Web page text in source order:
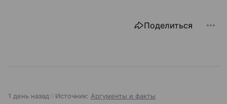
Поделиться
1 день назад Источник: Аргументы и факты